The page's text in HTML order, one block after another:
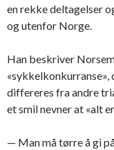
en rekke deltagelser
og utenfor Norge.
Han beskriver
«sykkelkonkurranse»,
differeres fra andre
et smil nevner at «alt
— Man må tørre å gi